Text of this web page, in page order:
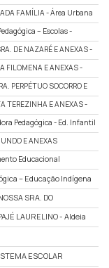
FAMÍLIA - Área Urbana
– Escolas -
DE NAZARÉ E ANEXAS -
FILOMENA E ANEXAS -
PERPÉTUO SOCORRO E
TEREZINHA E ANEXAS -
Pedagógica - Ed. Infantil
E ANEXAS
Educacional
– Educação Indígena
SRA. DO
LAURELINO - Aldeia
ESCOLAR